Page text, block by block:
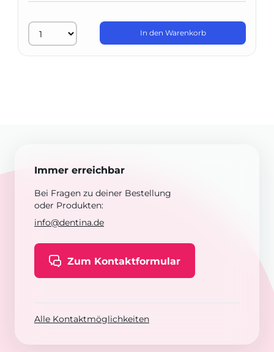
In den Warenkorb
Immer erreichbar
Bei Fragen zu deiner Bestellung
oder Produkten:
info@dentina.de
Zum Kontaktformular
Alle Kontaktmöglichkeiten